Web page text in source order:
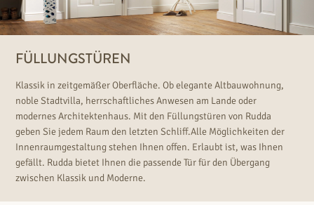
FÜLLUNGSTÜREN
Klassik in zeitgemäßer Oberfläche. Ob elegante Altbauwohnung,
noble Stadtvilla, herrschaftliches Anwesen am Lande oder
modernes Architektenhaus. Mit den Füllungstüren von Rudda
geben Sie jedem Raum den letzten Schliff.Alle Möglichkeiten der
Innenraumgestaltung stehen Ihnen offen. Erlaubt ist, was Ihnen
gefällt. Rudda bietet Ihnen die passende Tür für den Übergang
zwischen Klassik und Moderne.